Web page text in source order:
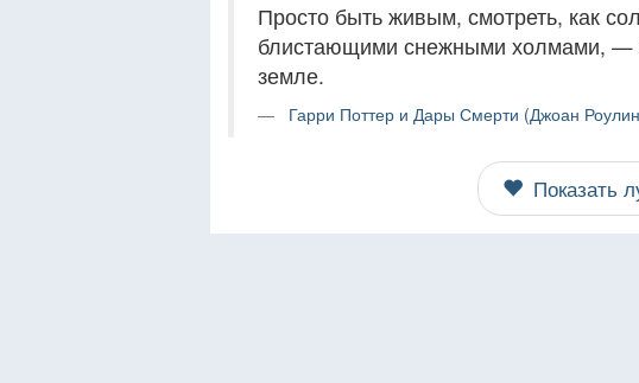
Просто быть живым, смотреть, как
блистающими снежными холмами, —
земле.
Гарри Поттер и Дары Смерти (Джоан
Показать